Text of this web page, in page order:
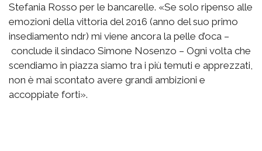
Stefania Rosso per le bancarelle. «Se solo ripenso alle
emozioni della vittoria del 2016 (anno del suo primo
insediamento ndr) mi viene ancora la pelle d’oca –
conclude il sindaco Simone Nosenzo – Ogni volta che
scendiamo in piazza siamo tra i più temuti e apprezzati,
non è mai scontato avere grandi ambizioni e
accoppiate forti».